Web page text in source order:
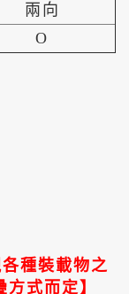
兩向
O
種裝載物之
式而定】